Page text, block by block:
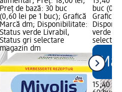
Preț de bază: 30 buc
(0,60 lei pe 1 buc); Grafică
Marcă dm; Disponibilitate:
Status verde Livrabil,
Status gri selectare
magazin dm
buc
Grafică
verde
15,40 lei